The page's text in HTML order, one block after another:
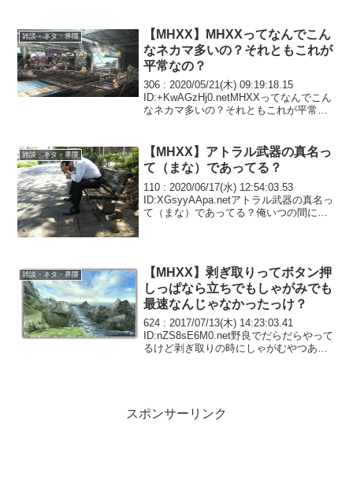
雑談・ネタ・界隈
【MHXX】MHXXってなんでこん
なネカマ多いの？それともこれが
平常なの？
306 : 2020/05/21(木) 09:19:18.15
ID:+KwAGzHj0.netMHXXってなんでこん
なネカマ多いの？それともこれが平常な
雑談・ネタ・界隈
【MHXX】アトラル武器の真名っ
て（まな）であってる？
110 : 2020/06/17(水) 12:54:03.53
ID:XGsyyAApa.netアトラル武器の真名っ
て（まな）であってる？俺いつの間にか
雑談・ネタ・界隈
【MHXX】剥ぎ取りってボタン押
しっぱなら立ちでもしゃがみでも
最速なんじゃなかったっけ？
624 : 2017/07/13(木) 14:23:03.41
ID:nZS8sE6M0.net野良でだらだらやって
るけど剥ぎ取りの時にしゃがむやつあん
スポンサーリンク